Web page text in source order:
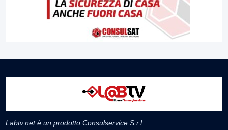
Labtv.net è un prodotto Consulservice S.r.l.